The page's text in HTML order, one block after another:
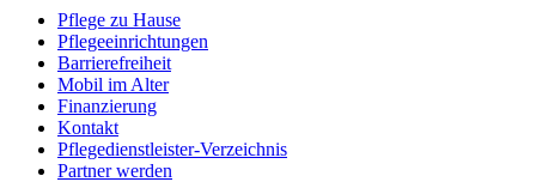
Pflege zu Hause
Pflegeeinrichtungen
Barrierefreiheit
Mobil im Alter
Finanzierung
Kontakt
Pflegedienstleister-Verzeichnis
Partner werden